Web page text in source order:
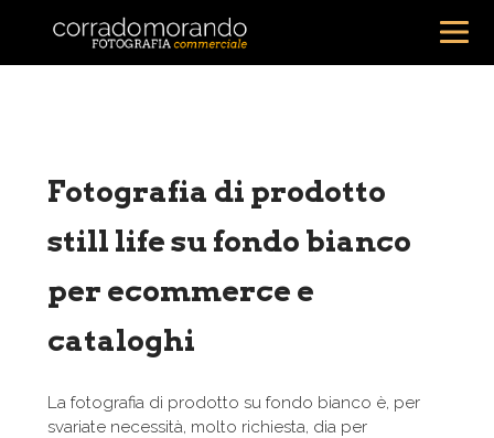
Fotografia di prodotto
still life su fondo bianco
per ecommerce e
cataloghi
La fotografia di prodotto su fondo bianco è, per
svariate necessità, molto richiesta, dia per